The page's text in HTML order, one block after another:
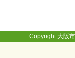
Copyright 大阪